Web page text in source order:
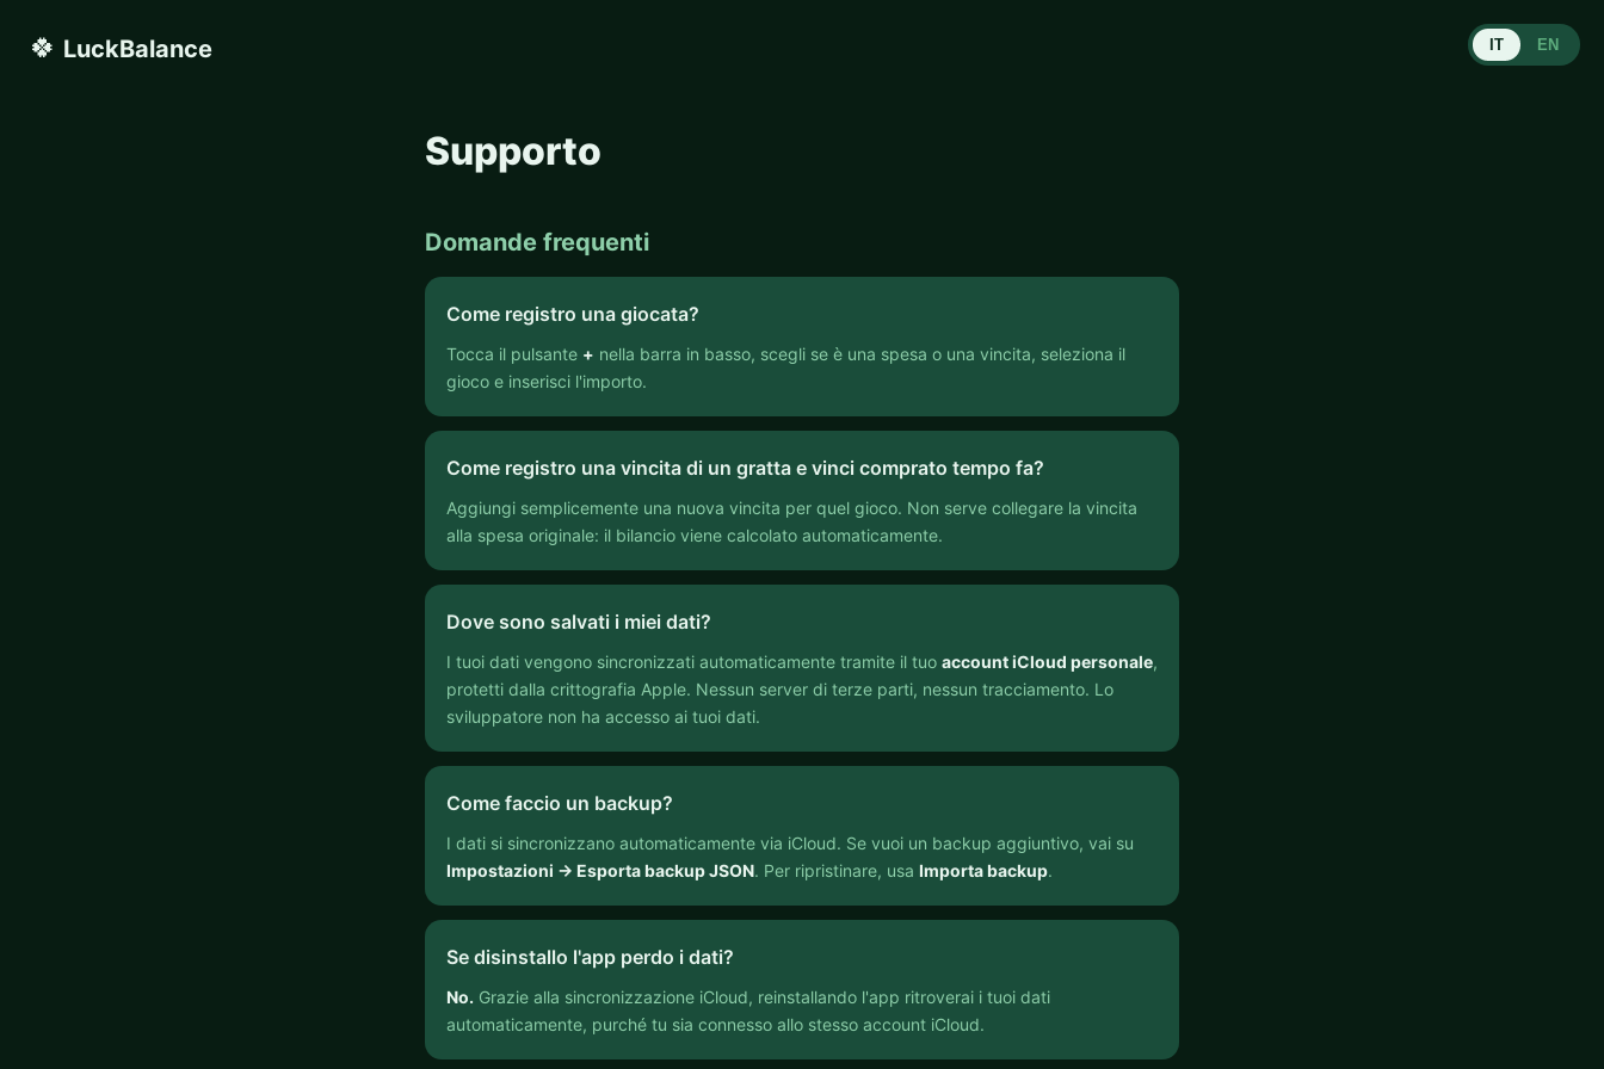
IT EN
🍀 LuckBalance
Supporto
Domande frequenti
Come registro una giocata?
Tocca il pulsante + nella barra in basso, scegli se è una spesa o una vincita, seleziona il
gioco e inserisci l'importo.
Come registro una vincita di un gratta e vinci comprato tempo fa?
Aggiungi semplicemente una nuova vincita per quel gioco. Non serve collegare la vincita
alla spesa originale: il bilancio viene calcolato automaticamente.
Dove sono salvati i miei dati?
I tuoi dati vengono sincronizzati automaticamente tramite il tuo account iCloud personale,
protetti dalla crittografia Apple. Nessun server di terze parti, nessun tracciamento. Lo
sviluppatore non ha accesso ai tuoi dati.
Come faccio un backup?
I dati si sincronizzano automaticamente via iCloud. Se vuoi un backup aggiuntivo, vai su
Impostazioni → Esporta backup JSON. Per ripristinare, usa Importa backup.
Se disinstallo l'app perdo i dati?
No. Grazie alla sincronizzazione iCloud, reinstallando l'app ritroverai i tuoi dati
automaticamente, purché tu sia connesso allo stesso account iCloud.